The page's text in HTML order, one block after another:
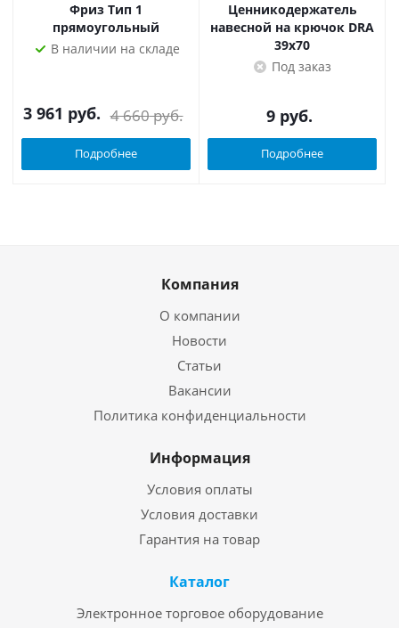
Фриз Тип 1
прямоугольный
В наличии на складе
3 961 руб. 4 660руб.
Подробнее
Ценникодержатель
навесной на крючок DRA
39х70
Под заказ
9руб.
Подробнее
Компания
О компании
Новости
Статьи
Вакансии
Политика конфиденциальности
Информация
Условия оплаты
Условия доставки
Гарантия на товар
Каталог
Электронное торговое оборудование